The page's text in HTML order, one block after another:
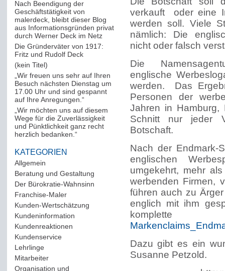
Nach Beendigung der
Geschäftstätigkeit von
malerdeck, bleibt dieser Blog
aus Informationsgründen privat
durch Werner Deck im Netz
Die Gründerväter von 1917:
Fritz und Rudolf Deck
(kein Titel)
„Wir freuen uns sehr auf Ihren
Besuch nächsten Dienstag um
17.00 Uhr und sind gespannt
auf Ihre Anregungen.“
„Wir möchten uns auf diesem
Wege für die Zuverlässigkeit
und Pünktlichkeit ganz recht
herzlich bedanken.“
KATEGORIEN
Allgemein
Beratung und Gestaltung
Der Bürokratie-Wahnsinn
Franchise-Maler(42)
Kunden-Wertschätzung
Kundeninformation
Kundenreaktionen
Kundenservice(178)
Lehrlinge(54)
Mitarbeiter(163)
Organisation und
verkauft oder eine
werden soll. Viele
nämlich: Die
nicht oder falsch
Die
englische
werden. Das
Personen der
Jahren in Hamburg,
Schnitt nur jeder
Botschaft.
Nach der Endmark-
englischen
umgekehrt, mehr
werbenden Firmen,
führen auch zu
englich mit ihm
komplette
Dazu gibt es ein
Susanne Petzold.